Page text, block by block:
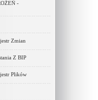
-
Zmian
Z BIP
Plików